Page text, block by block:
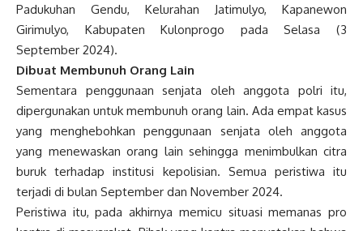
Padukuhan Gendu, Kelurahan Jatimulyo, Kapanewon
Girimulyo, Kabupaten Kulonprogo pada Selasa (3
September 2024).
Dibuat Membunuh Orang Lain
Sementara penggunaan senjata oleh anggota polri itu,
dipergunakan untuk membunuh orang lain. Ada empat kasus
yang menghebohkan penggunaan senjata oleh anggota
yang menewaskan orang lain sehingga menimbulkan citra
buruk terhadap institusi kepolisian. Semua peristiwa itu
terjadi di bulan September dan November 2024.
Peristiwa itu, pada akhirnya memicu situasi memanas pro